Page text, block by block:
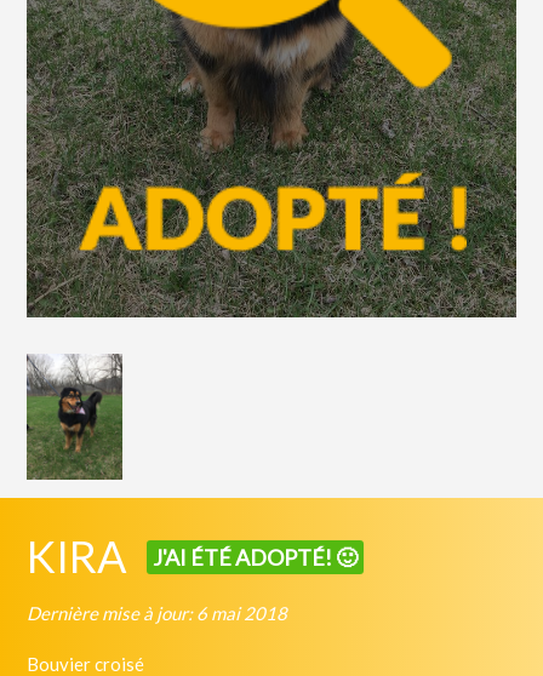
KIRA J'AI ÉTÉ ADOPTÉ! 🙂
Dernière mise à jour: 6 mai 2018
Bouvier croisé